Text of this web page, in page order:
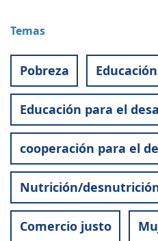
Temas
Pobreza Educación
Educación para el
cooperación para el
Nutrición/
Comercio justo